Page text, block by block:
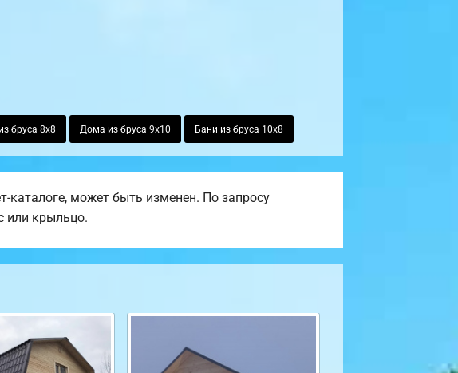
бруса 8х8 Дома из бруса 9х10 Бани из бруса 10х8
может быть изменен. По запросу
или крыльцо.